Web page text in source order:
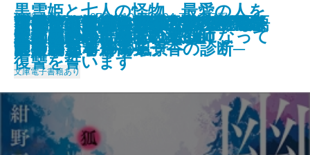
このクリニックはつぶれます！─
医療コンサル高柴一香の診断─
美澄真白の正なる殺人
いただきますは、ふたりで。─恋
と食のある10の風景─
世界でいちばん透きとおった物語
2
黒雪姫と七人の怪物 最愛の人を
殺されたので黒衣の悪女になって
復讐を誓います
コンビニ兄弟4―テンダネス門司
港こがね村店―
守り刀のうた
堕天の誘惑 幽世の薬剤師
名探偵の顔が良い―天草茅夢のジ
ャンクな事件簿―
タナトスの蒐集匣 -耽美幻想作品
集-
新潮文庫nex 978-4-10-180294-7 737円
2024/09/30
文庫電子書籍あり
狐の嫁入り 幽世の薬剤師
龍ノ国幻想7 神問いの応
ケーキ王子の名推理(スペシャリ
テ)7
さよならの言い方なんて知らな
い。9
幽霊を信じない理系大学生、霊媒
師のバイトをする
天才少女は重力場で踊る
天狗屋敷の殺人
イデアの再臨
可能性の怪物 文豪とアルケミス
ト短編集
VR浮遊館の謎―探偵AIのリアル・
ディープラーニング―